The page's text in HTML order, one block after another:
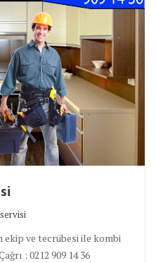
ekip ve tecrübesi ile kombi
: 0212 909 14 36